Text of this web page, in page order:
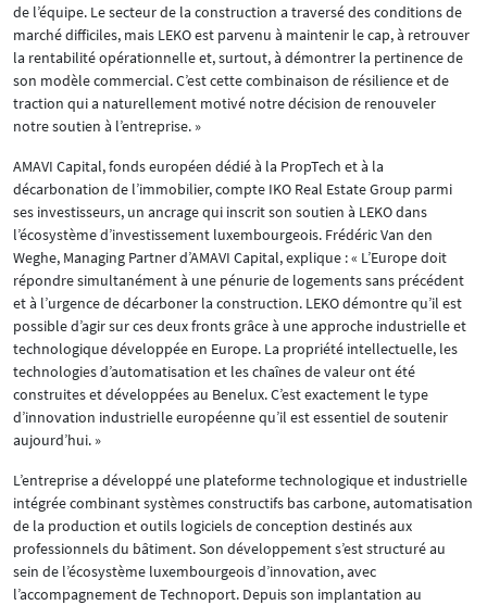
de l’équipe. Le secteur de la construction a traversé des conditions de
marché difficiles, mais LEKO est parvenu à maintenir le cap, à retrouver
la rentabilité opérationnelle et, surtout, à démontrer la pertinence de
son modèle commercial. C’est cette combinaison de résilience et de
traction qui a naturellement motivé notre décision de renouveler
notre soutien à l’entreprise. »
AMAVI Capital, fonds européen dédié à la PropTech et à la
décarbonation de l’immobilier, compte IKO Real Estate Group parmi
ses investisseurs, un ancrage qui inscrit son soutien à LEKO dans
l’écosystème d’investissement luxembourgeois. Frédéric Van den
Weghe, Managing Partner d’AMAVI Capital, explique : « L’Europe doit
répondre simultanément à une pénurie de logements sans précédent
et à l’urgence de décarboner la construction. LEKO démontre qu’il est
possible d’agir sur ces deux fronts grâce à une approche industrielle et
technologique développée en Europe. La propriété intellectuelle, les
technologies d’automatisation et les chaînes de valeur ont été
construites et développées au Benelux. C’est exactement le type
d’innovation industrielle européenne qu’il est essentiel de soutenir
aujourd’hui. »
L’entreprise a développé une plateforme technologique et industrielle
intégrée combinant systèmes constructifs bas carbone, automatisation
de la production et outils logiciels de conception destinés aux
professionnels du bâtiment. Son développement s’est structuré au
sein de l’écosystème luxembourgeois d’innovation, avec
l’accompagnement de Technoport. Depuis son implantation au